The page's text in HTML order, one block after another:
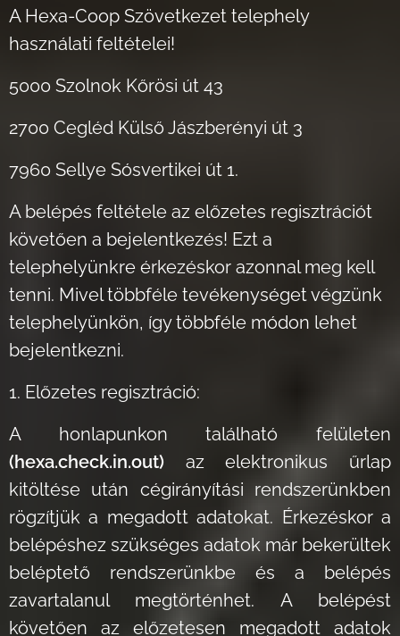
A Hexa-Coop Szövetkezet telephely
használati feltételei!
5000 Szolnok Kőrösi út 43
2700 Cegléd Külső Jászberényi út 3
7960 Sellye Sósvertikei út 1.
A belépés feltétele az előzetes regisztrációt
követően a bejelentkezés! Ezt a
telephelyünkre érkezéskor azonnal meg kell
tenni. Mivel többféle tevékenységet végzünk
telephelyünkön, így többféle módon lehet
bejelentkezni.
1. Előzetes regisztráció:
A honlapunkon található felületen
(hexa.check.in.out) az elektronikus űrlap
kitöltése után cégirányítási rendszerünkben
rögzítjük a megadott adatokat. Érkezéskor a
belépéshez szükséges adatok már bekerültek
beléptető rendszerünkbe és a belépés
zavartalanul megtörténhet. A belépést
követően az előzetesen megadott adatok